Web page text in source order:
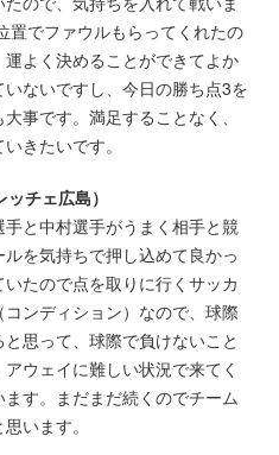
置でファウルもらってくれたの
よく決めることができてよか
ないですし、今日の勝ち点3を
事です。満足することなく、
きたいです。
チェ広島）
手と中村選手がうまく相手と競
を気持ちで押し込めて良かっ
たので点を取りに行くサッカ
ンディション）なので、球際
思って、球際で負けないこと
ウェイに難しい状況で来てく
す。まだまだ続くのでチーム
います。